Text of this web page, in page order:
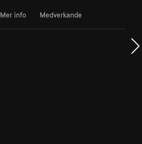
Mer info Medverkande